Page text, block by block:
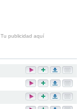
Tu publicidad aquí